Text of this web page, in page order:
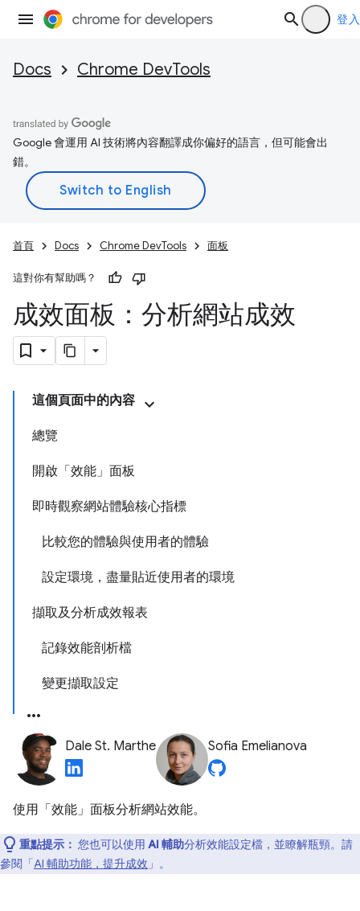
登入
Docs Chrome DevTools
Google 會運用 AI 技術將內容翻譯成你偏好的語言，但可能會出
錯。
首頁 Docs Chrome DevTools 面板
這對你有幫助嗎？
成效面板：分析網站成效
這個頁面中的內容
總覽
開啟「效能」面板
即時觀察網站體驗核心指標
比較您的體驗與使用者的體驗
設定環境，盡量貼近使用者的環境
擷取及分析成效報表
記錄效能剖析檔
變更擷取設定
Dale St. Marthe Sofia Emelianova
使用「效能」 面板分析網站效能。
重點提示： 您也可以使用 AI 輔助分析效能設定檔，並瞭解瓶頸。請
參閱「AI 輔助功能，提升成效 」。